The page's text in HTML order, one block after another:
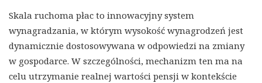
Skala ruchoma płac to innowacyjny system
wynagradzania, w którym wysokość wynagrodzeń jest
dynamicznie dostosowywana w odpowiedzi na zmiany
w gospodarce. W szczególności, mechanizm ten ma na
celu utrzymanie realnej wartości pensji w kontekście